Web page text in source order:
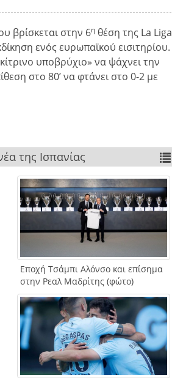
βρίσκεται στην 6η θέση της La Liga
ενός ευρωπαϊκού εισιτηρίου.
υποβρύχιο» να ψάχνει την
στο 80’ να φτάνει στο 0-2 με
της Ισπανίας
Εποχή Τσάμπι Αλόνσο και επίσημα
στην Ρεαλ Μαδρίτης (φώτο)